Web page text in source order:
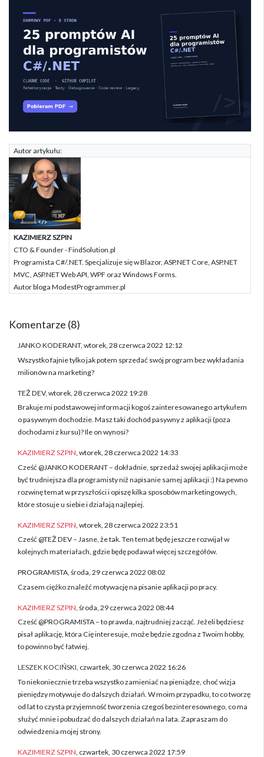
Autor artykułu:
KAZIMIERZ SZPIN
CTO & Founder - FindSolution.pl
Programista C#/.NET. Specjalizuje się w Blazor, ASP.NET Core, ASP.NET
MVC, ASP.NET Web API, WPF oraz Windows Forms.
Autor bloga ModestProgrammer.pl
Komentarze (8)
JANKO KODERANT, wtorek, 28 czerwca 2022 12:12
Wszystko fajnie tylko jak potem sprzedać swój program bez wykładania
milionów na marketing?
TEŻ DEV, wtorek, 28 czerwca 2022 19:28
Brakuje mi podstawowej informacji kogoś zainteresowanego artykułem
o pasywnym dochodzie. Masz taki dochód pasywny z aplikacji (poza
dochodami z kursu)? Ile on wynosi?
KAZIMIERZ SZPIN, wtorek, 28 czerwca 2022 14:33
Cześć @JANKO KODERANT – dokładnie, sprzedaż swojej aplikacji może
być trudniejsza dla programisty niż napisanie samej aplikacji :) Na pewno
rozwinę temat w przyszłości i opiszę kilka sposobów marketingowych,
które stosuje u siebie i działają najlepiej.
KAZIMIERZ SZPIN , wtorek, 28 czerwca 2022 23:51
Cześć @TEŻ DEV – Jasne, że tak. Ten temat będę jeszcze rozwijał w
kolejnych materiałach, gdzie będę podawał więcej szczegółów.
PROGRAMISTA, środa, 29 czerwca 2022 08:02
Czasem ciężko znaleźć motywację na pisanie aplikacji po pracy.
KAZIMIERZ SZPIN , środa, 29 czerwca 2022 08:44
Cześć @PROGRAMISTA – to prawda, najtrudniej zacząć. Jeżeli będziesz
pisał aplikację, która Cię interesuje, może będzie zgodna z Twoim hobby,
to powinno być łatwiej.
LESZEK KOCIŃSKI, czwartek, 30 czerwca 2022 16:26
To niekoniecznie trzeba wszystko zamieniać na pieniądze, choć wizja
pieniędzy motywuje do dalszych działań. W moim przypadku, to co tworzę
od lat to czysta przyjemność tworzenia czegoś bezinteresownego, co ma
służyć mnie i pobudzać do dalszych działań na lata. Zapraszam do
odwiedzenia mojej strony.
KAZIMIERZ SZPIN , czwartek, 30 czerwca 2022 17:59